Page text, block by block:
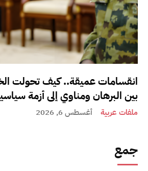
انقسامات عميقة.. كيف تحولت
بين البرهان ومناوي إلى أزمة
ملفات عربية أغسطس 6, 2026
جمع